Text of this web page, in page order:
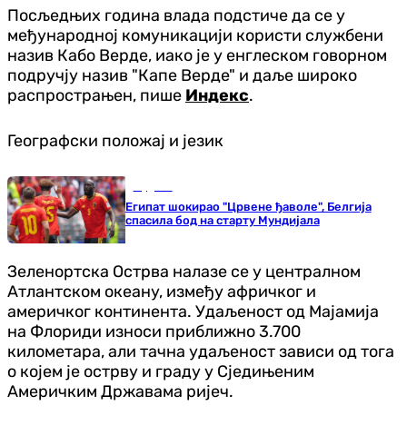
Посљедњих година влада подстиче да се у
међународној комуникацији користи службени
назив Кабо Верде, иако је у енглеском говорном
подручју назив "Капе Верде" и даље широко
распрострањен, пише Индекс.
Географски положај и језик
Египат шокирао "Црвене ђаволе", Белгија
спасила бод на старту Мундијала
Зеленортска Острва налазе се у централном
Атлантском океану, између афричког и
америчког континента. Удаљеност од Мајамија
на Флориди износи приближно 3.700
километара, али тачна удаљеност зависи од тога
о којем је острву и граду у Сједињеним
Америчким Државама ријеч.